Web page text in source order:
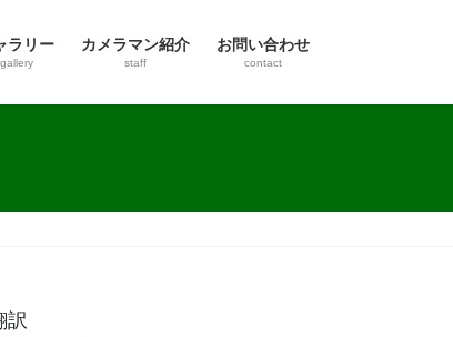
ラリー カメラマン紹介
staff
お問い合わせ
contact
訳